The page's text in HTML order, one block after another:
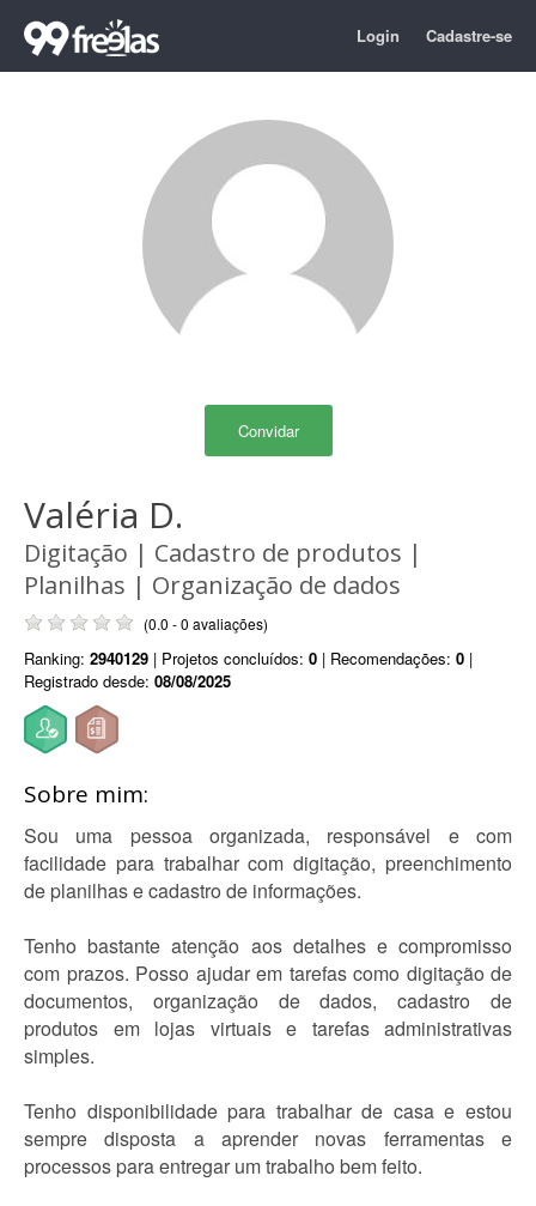
Login Cadastre-se
Convidar
Valéria D.
Digitação | Cadastro de produtos |
Planilhas | Organização de dados
(0.0 - 0 avaliações)
Ranking: 2940129 | Projetos concluídos: 0 | Recomendações: 0 |
Registrado desde: 08/08/2025
Sobre mim:
Sou uma pessoa organizada, responsável e com
facilidade para trabalhar com digitação, preenchimento
de planilhas e cadastro de informações.
Tenho bastante atenção aos detalhes e compromisso
com prazos. Posso ajudar em tarefas como digitação de
documentos, organização de dados, cadastro de
produtos em lojas virtuais e tarefas administrativas
simples.
Tenho disponibilidade para trabalhar de casa e estou
sempre disposta a aprender novas ferramentas e
processos para entregar um trabalho bem feito.